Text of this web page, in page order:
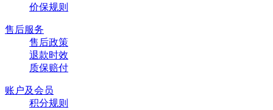
价保规则
售后服务
售后政策
退款时效
质保赔付
账户及会员
积分规则